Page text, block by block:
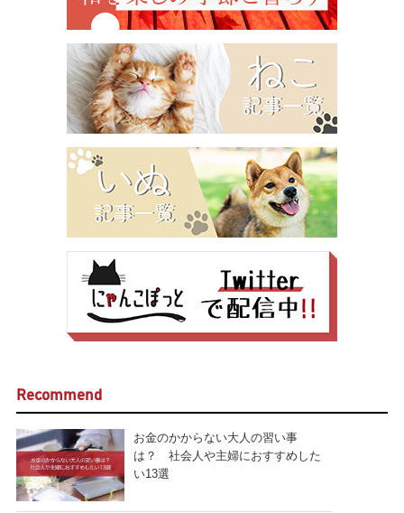
Recommend
お金のかからない大人の習い事
は？ 社会人や主婦におすすめした
い13選